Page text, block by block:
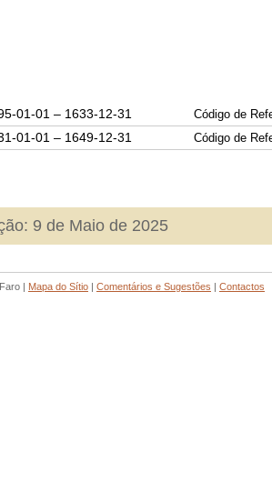
01-01 – 1633-12-31 Código de
01-01 – 1649-12-31 Código de
9 de Maio de 2025
| Mapa do Sítio | Comentários e Sugestões | Contactos